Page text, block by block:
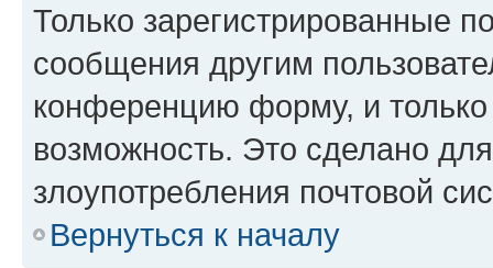
Только зарегистрированные
сообщения другим
конференцию форму, и
возможность. Это сделано
злоупотребления почтовой
Вернуться к началу